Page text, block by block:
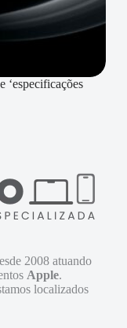
‘especificações
2008 atuando
Apple.
localizados